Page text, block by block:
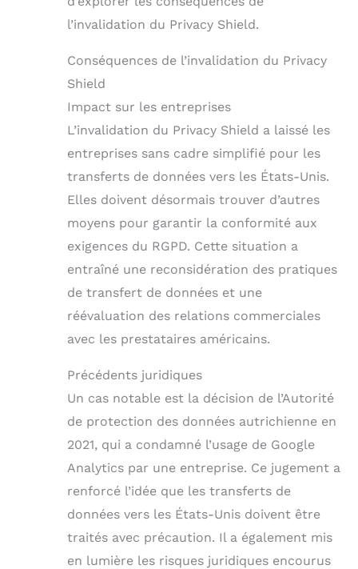
l’invalidation du Privacy Shield.
Conséquences de l’invalidation du Privacy
Shield
Impact sur les entreprises
L’invalidation du Privacy Shield a laissé les
entreprises sans cadre simplifié pour les
transferts de données vers les États-Unis.
Elles doivent désormais trouver d’autres
moyens pour garantir la conformité aux
exigences du RGPD. Cette situation a
entraîné une reconsidération des pratiques
de transfert de données et une
réévaluation des relations commerciales
avec les prestataires américains.
Précédents juridiques
Un cas notable est la décision de l’Autorité
de protection des données autrichienne en
2021, qui a condamné l’usage de Google
Analytics par une entreprise. Ce jugement a
renforcé l’idée que les transferts de
données vers les États-Unis doivent être
traités avec précaution. Il a également mis
en lumière les risques juridiques encourus